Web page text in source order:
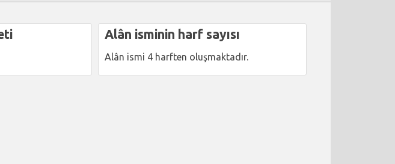
Alân isminin harf sayısı
Alân ismi 4 harften oluşmaktadır.